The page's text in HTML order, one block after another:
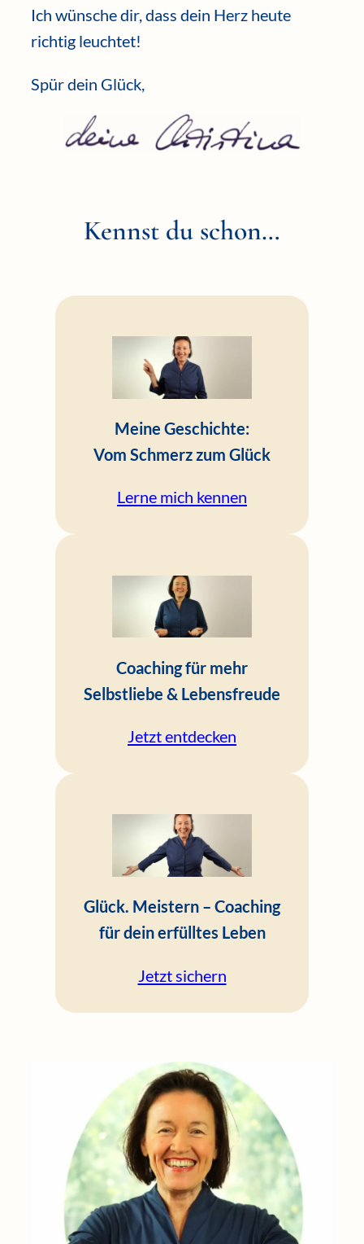
Ich wünsche dir, dass dein Herz heute
richtig leuchtet!
Spür dein Glück,
Kennst du schon…
Meine Geschichte:
Vom Schmerz zum Glück
Lerne mich kennen
Coaching für mehr
Selbstliebe & Lebensfreude
Jetzt entdecken
Glück. Meistern – Coaching
für dein erfülltes Leben
Jetzt sichern